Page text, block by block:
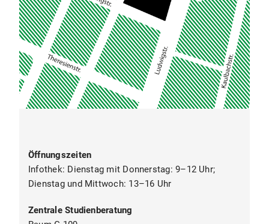
Öffnungszeiten
Infothek: Dienstag mit Donnerstag: 9–12 Uhr;
Dienstag und Mittwoch: 13–16 Uhr
Zentrale Studienberatung